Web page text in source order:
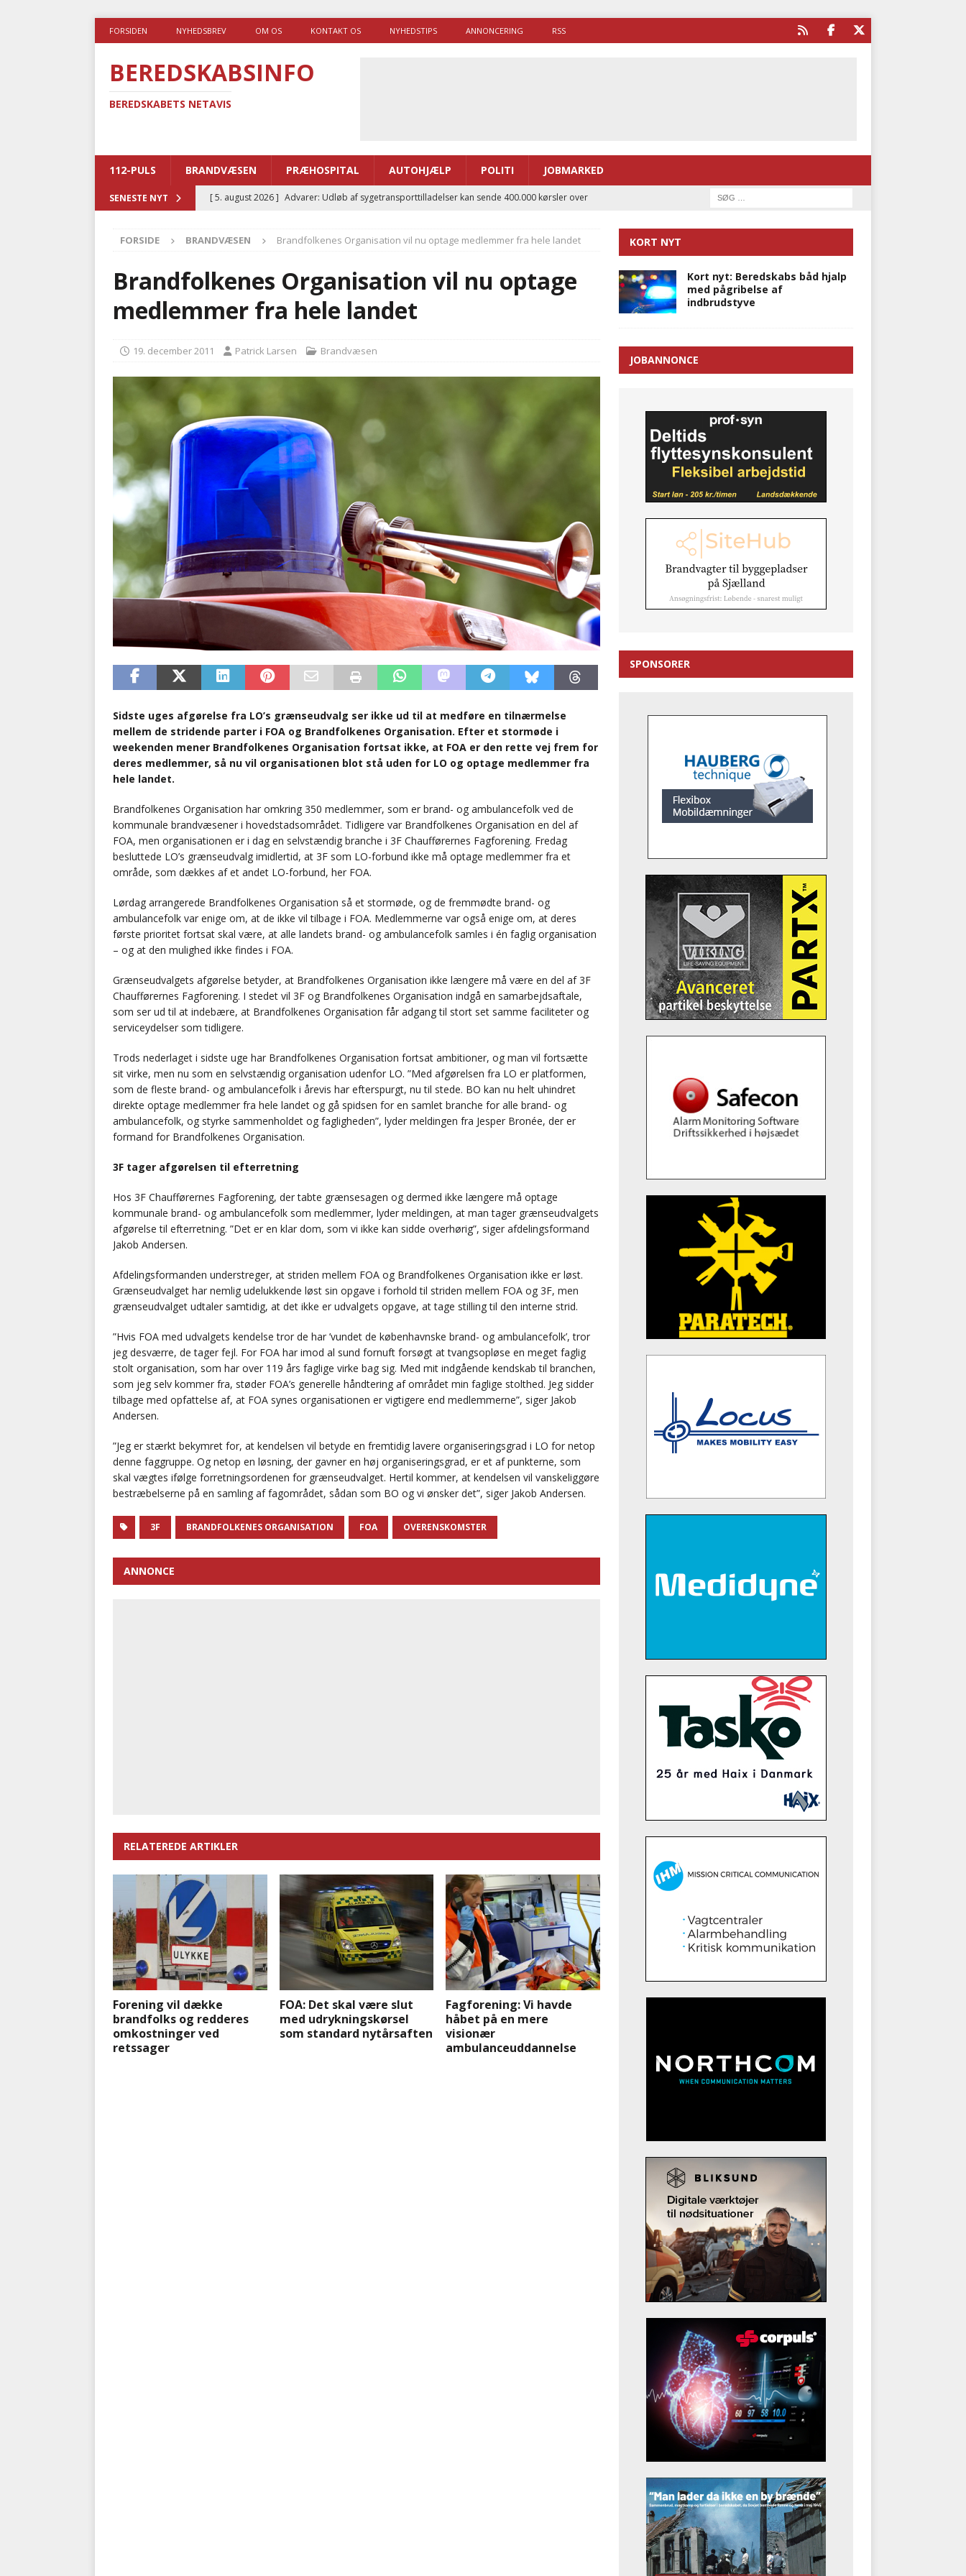
FORSIDEN NYHEDSBREV OM OS KONTAKT OS NYHEDSTIPS ANNONCERING RSS
BEREDSKABSINFO
BEREDSKABETS NETAVIS
112-PULS BRANDVÆSEN PRÆHOSPITAL AUTOHJÆLP POLITI JOBMARKED
SENESTE NYT [ 5. august 2026 ] Advarer: Udløb af sygetransporttilladelser kan sende 400.000 kørsler over
[ 5. august 2026 ] Ny ambulance og el-sygetransportvogn til Samsø
PRÆHOSPITAL
[ 4. august 2026 ]
Brandvæsenerne brugte lidt længere tid på at komme af sted i 2025
[ 4. august 2026 ] Ny treårig politiuddannelse skal ruste betjentene til mere kompleks
kriminalitet
FORSIDE BRANDVÆSEN Brandfolkenes Organisation vil nu optage medlemmer fra hele landet
Brandfolkenes Organisation vil nu optage
medlemmer fra hele landet
19. december 2011 Patrick Larsen Brandvæsen
Sidste uges afgørelse fra LO’s grænseudvalg ser ikke ud til at medføre en tilnærmelse
mellem de stridende parter i FOA og Brandfolkenes Organisation. Efter et stormøde i
weekenden mener Brandfolkenes Organisation fortsat ikke, at FOA er den rette vej frem for
deres medlemmer, så nu vil organisationen blot stå uden for LO og optage medlemmer fra
hele landet.
Brandfolkenes Organisation har omkring 350 medlemmer, som er brand- og ambulancefolk ved de
kommunale brandvæsener i hovedstadsområdet. Tidligere var Brandfolkenes Organisation en del af
FOA, men organisationen er i dag en selvstændig branche i 3F Chaufførernes Fagforening. Fredag
besluttede LO’s grænseudvalg imidlertid, at 3F som LO-forbund ikke må optage medlemmer fra et
område, som dækkes af et andet LO-forbund, her FOA.
Lørdag arrangerede Brandfolkenes Organisation så et stormøde, og de fremmødte brand- og
ambulancefolk var enige om, at de ikke vil tilbage i FOA. Medlemmerne var også enige om, at deres
første prioritet fortsat skal være, at alle landets brand- og ambulancefolk samles i én faglig organisation
– og at den mulighed ikke findes i FOA.
Grænseudvalgets afgørelse betyder, at Brandfolkenes Organisation ikke længere må være en del af 3F
Chaufførernes Fagforening. I stedet vil 3F og Brandfolkenes Organisation indgå en samarbejdsaftale,
som ser ud til at indebære, at Brandfolkenes Organisation får adgang til stort set samme faciliteter og
serviceydelser som tidligere.
Trods nederlaget i sidste uge har Brandfolkenes Organisation fortsat ambitioner, og man vil fortsætte
sit virke, men nu som en selvstændig organisation udenfor LO. ”Med afgørelsen fra LO er platformen,
som de fleste brand- og ambulancefolk i årevis har efterspurgt, nu til stede. BO kan nu helt uhindret
direkte optage medlemmer fra hele landet og gå spidsen for en samlet branche for alle brand- og
ambulancefolk, og styrke sammenholdet og fagligheden”, lyder meldingen fra Jesper Bronée, der er
formand for Brandfolkenes Organisation.
3F tager afgørelsen til efterretning
Hos 3F Chaufførernes Fagforening, der tabte grænsesagen og dermed ikke længere må optage
kommunale brand- og ambulancefolk som medlemmer, lyder meldingen, at man tager grænseudvalgets
afgørelse til efterretning. ”Det er en klar dom, som vi ikke kan sidde overhørig”, siger afdelingsformand
Jakob Andersen.
Afdelingsformanden understreger, at striden mellem FOA og Brandfolkenes Organisation ikke er løst.
Grænseudvalget har nemlig udelukkende løst sin opgave i forhold til striden mellem FOA og 3F, men
grænseudvalget udtaler samtidig, at det ikke er udvalgets opgave, at tage stilling til den interne strid.
”Hvis FOA med udvalgets kendelse tror de har ’vundet de københavnske brand- og ambulancefolk’, tror
jeg desværre, de tager fejl. For FOA har imod al sund fornuft forsøgt at tvangsopløse en meget faglig
stolt organisation, som har over 119 års faglige virke bag sig. Med mit indgående kendskab til branchen,
som jeg selv kommer fra, støder FOA’s generelle håndtering af området min faglige stolthed. Jeg sidder
tilbage med opfattelse af, at FOA synes organisationen er vigtigere end medlemmerne”, siger Jakob
Andersen.
”Jeg er stærkt bekymret for, at kendelsen vil betyde en fremtidig lavere organiseringsgrad i LO for netop
denne faggruppe. Og netop en løsning, der gavner en høj organiseringsgrad, er et af punkterne, som
skal vægtes ifølge forretningsordenen for grænseudvalget. Hertil kommer, at kendelsen vil vanskeliggøre
bestræbelserne på en samling af fagområdet, sådan som BO og vi ønsker det”, siger Jakob Andersen.
3F BRANDFOLKENES ORGANISATION FOA OVERENSKOMSTER
ANNONCE
RELATEREDE ARTIKLER
Forening vil dække
brandfolks og redderes
omkostninger ved
retssager
FOA: Det skal være slut
med udrykningskørsel
som standard nytårsaften
Fagforening: Vi havde
håbet på en mere
visionær
ambulanceuddannelse
KORT NYT
Kort nyt: Beredskabs båd hjalp
med pågribelse af
indbrudstyve
JOBANNONCE
SPONSORER